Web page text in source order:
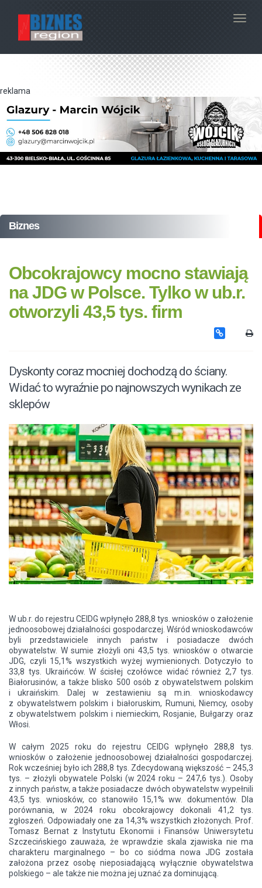
reklama
Biznes
Obcokrajowcy mocno stawiają
na JDG w Polsce. Tylko w ub.r.
otworzyli 43,5 tys. firm
Dyskonty coraz mocniej dochodzą do ściany.
Widać to wyraźnie po najnowszych wynikach ze
sklepów
W ub.r. do rejestru CEIDG wpłynęło 288,8 tys. wniosków o założenie
jednoosobowej działalności gospodarczej. Wśród wnioskodawców
byli przedstawiciele innych państw i posiadacze dwóch
obywatelstw. W sumie złożyli oni 43,5 tys. wniosków o otwarcie
JDG, czyli 15,1% wszystkich wyżej wymienionych. Dotyczyło to
33,8 tys. Ukraińców. W ścisłej czołówce widać również 2,7 tys.
Białorusinów, a także blisko 500 osób z obywatelstwem polskim
i ukraińskim. Dalej w zestawieniu są m.in. wnioskodawcy
z obywatelstwem polskim i białoruskim, Rumuni, Niemcy, osoby
z obywatelstwem polskim i niemieckim, Rosjanie, Bułgarzy oraz
Włosi.
W całym 2025 roku do rejestru CEIDG wpłynęło 288,8 tys.
wniosków o założenie jednoosobowej działalności gospodarczej.
Rok wcześniej było ich 288,8 tys. Zdecydowaną większość – 245,3
tys. – złożyli obywatele Polski (w 2024 roku – 247,6 tys.). Osoby
z innych państw, a także posiadacze dwóch obywatelstw wypełnili
43,5 tys. wniosków, co stanowiło 15,1% ww. dokumentów. Dla
porównania, w 2024 roku obcokrajowcy dokonali 41,2 tys.
zgłoszeń. Odpowiadały one za 14,3% wszystkich złożonych. Prof.
Tomasz Bernat z Instytutu Ekonomii i Finansów Uniwersytetu
Szczecińskiego zauważa, że wprawdzie skala zjawiska nie ma
charakteru marginalnego – bo co siódma nowa JDG została
założona przez osobę nieposiadającą wyłącznie obywatelstwa
polskiego – ale także nie można jej uznać za dominującą.